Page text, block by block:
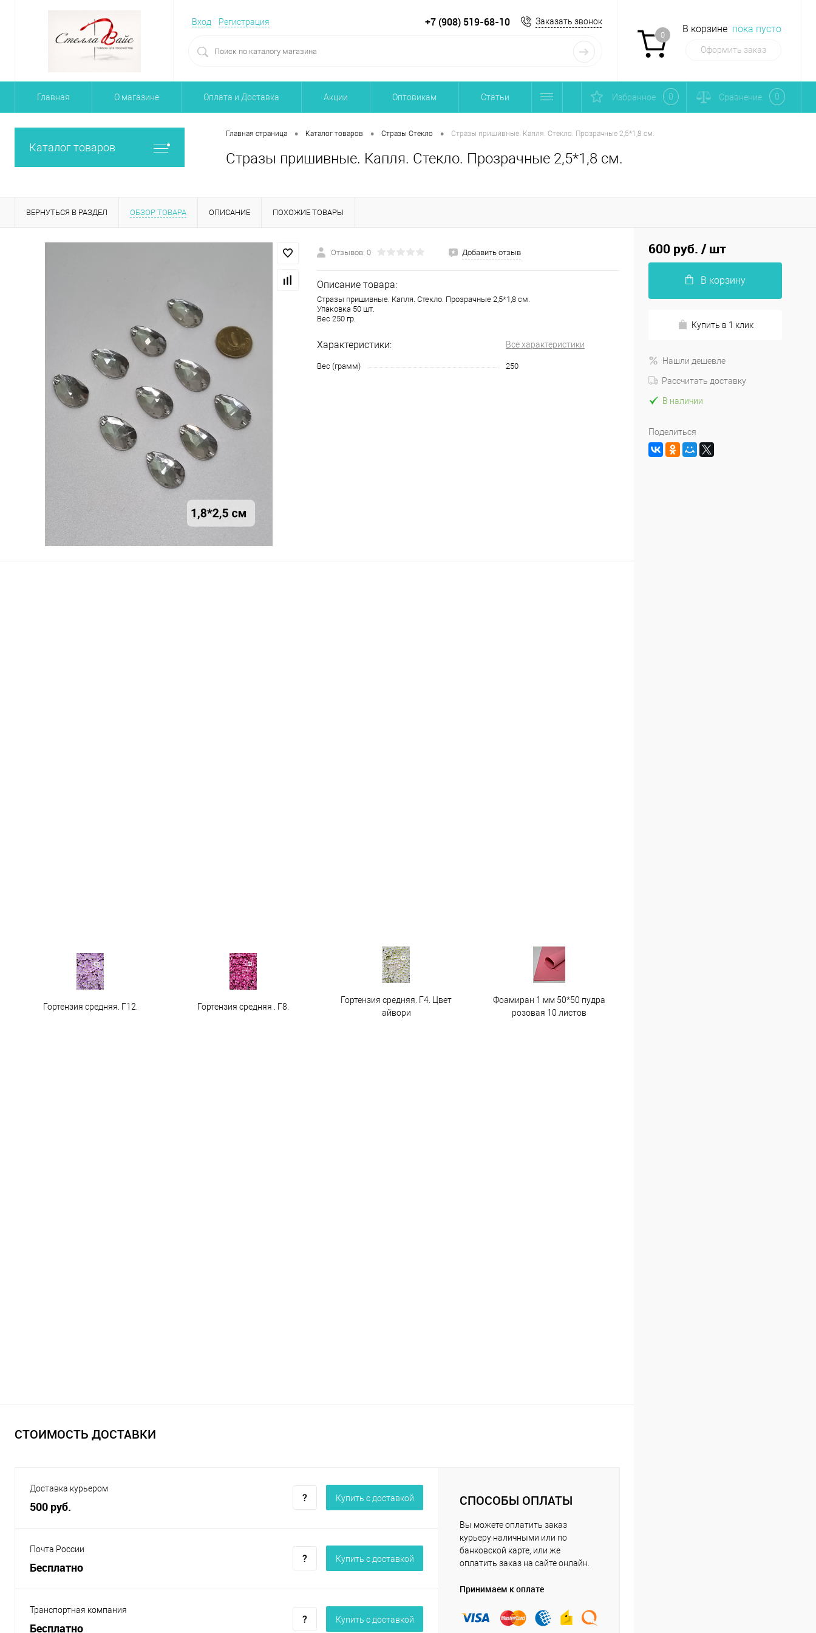
Вход Регистрация +7 (908) 519-68-10 Заказать звонок
0
В корзине пока пусто
Оформить заказ
Главная О магазине Оплата и Доставка Акции Оптовикам Статьи Избранное 0 Сравнение 0
Каталог товаров
Главная страница • Каталог товаров • Стразы Стекло • Стразы пришивные. Капля. Стекло. Прозрачные 2,5*1,8 см.
Стразы пришивные. Капля. Стекло. Прозрачные 2,5*1,8 см.
ВЕРНУТЬСЯ В РАЗДЕЛ ОБЗОР ТОВАРА ОПИСАНИЕ ПОХОЖИЕ ТОВАРЫ
Отзывов: 0 Добавить отзыв
Описание товара:
Стразы пришивные. Капля. Стекло. Прозрачные 2,5*1,8 см.
Упаковка 50 шт.
Вес 250 гр.
Характеристики: Все характеристики
Вес (грамм) 250
Гортензия средняя. Г12. Гортензия средняя . Г8.
Гортензия средняя. Г4. Цвет
айвори
Фоамиран 1 мм 50*50 пудра
розовая 10 листов
СТОИМОСТЬ ДОСТАВКИ
Доставка курьером
500 руб.
Купить c доставкой
Почта России
Бесплатно
Купить c доставкой
Транспортная компания
Бесплатно
Купить c доставкой
СПОСОБЫ ОПЛАТЫ
Вы можете оплатить заказ
курьеру наличными или по
банковской карте, или же
оплатить заказ на сайте онлайн.
Принимаем к оплате
600 руб. / шт
В корзину
Купить в 1 клик
Нашли дешевле
Рассчитать доставку
В наличии
Поделиться